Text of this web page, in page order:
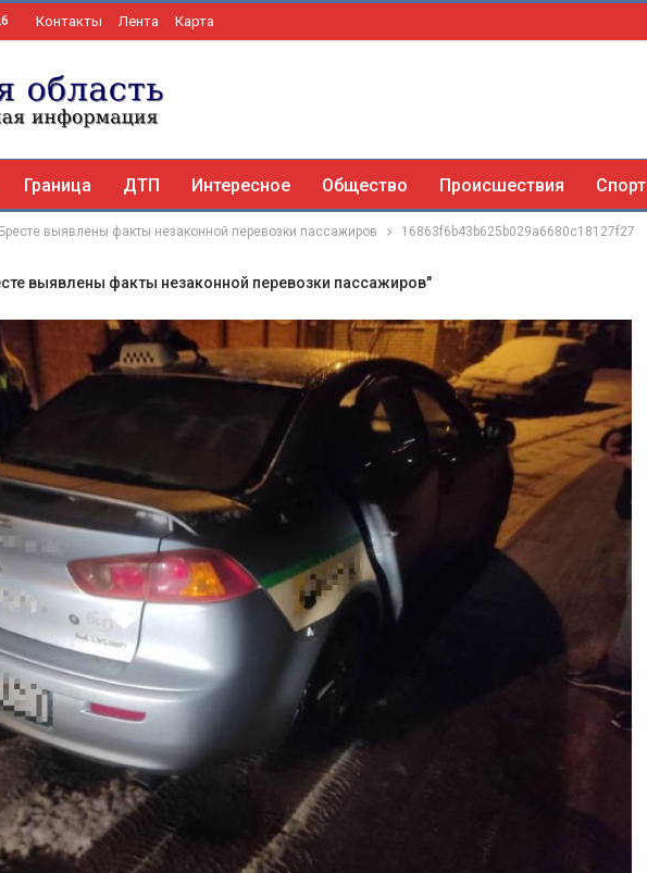
Контакты Лента Карта
Граница ДТП Интересное Общество Происшествия Спорт
выявлены факты незаконной перевозки пассажиров 16863f6b43b625b029a6680c18127f27
выявлены факты незаконной перевозки пассажиров"